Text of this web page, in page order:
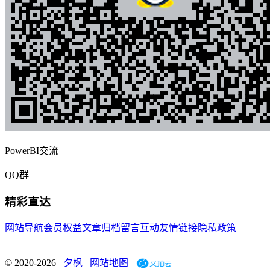
PowerBI交流
QQ群
精彩直达
网站导航会员权益文章归档留言互动友情链接隐私政策
© 2020-2026 夕枫 网站地图